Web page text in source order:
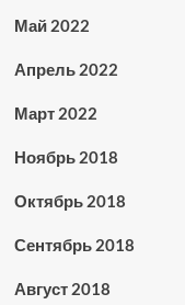
Май 2022
Апрель 2022
Март 2022
Ноябрь 2018
Октябрь 2018
Сентябрь 2018
Август 2018